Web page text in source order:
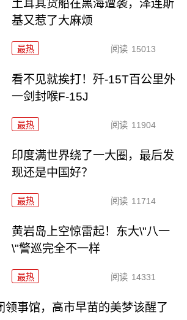
土耳其货船在黑海遭袭，泽连斯
基又惹了大麻烦
最热 阅读 15013
看不见就挨打！歼-15T百公里外
一剑封喉F-15J
最热 阅读 11904
印度满世界绕了一大圈，最后发
现还是中国好？
最热 阅读 11714
黄岩岛上空惊雷起！东大\"八一
\"警巡完全不一样
最热 阅读 14331
领事馆，高市早苗的美梦该醒了